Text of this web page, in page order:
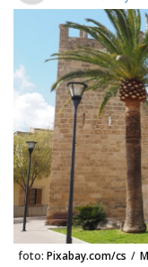
foto: Pixabay.com/cs /